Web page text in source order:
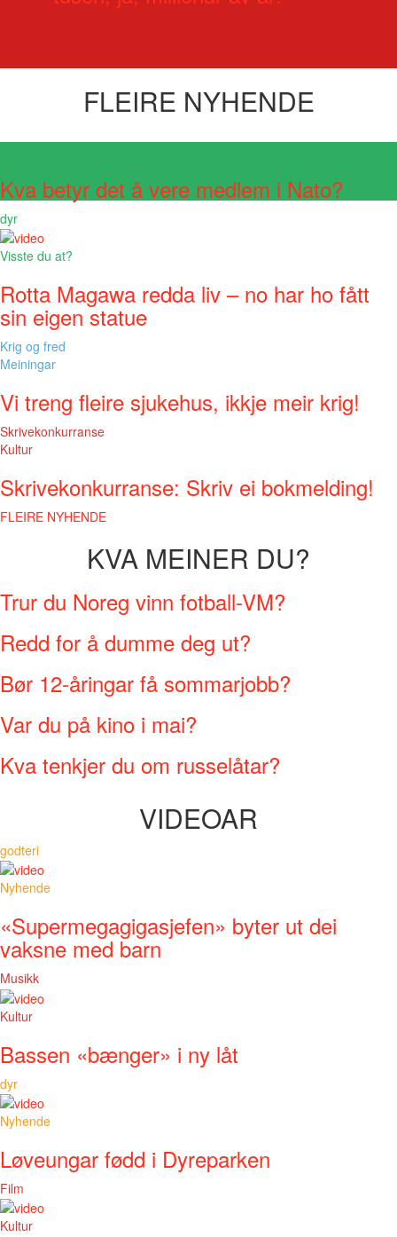
FLEIRE NYHENDE
Kva betyr det å vere medlem i Nato?
dyr
Visste du at?
Rotta Magawa redda liv – no har ho fått
sin eigen statue
Krig og fred
Meiningar
Vi treng fleire sjukehus, ikkje meir krig!
Skrivekonkurranse
Kultur
Skrivekonkurranse: Skriv ei bokmelding!
FLEIRE NYHENDE
KVA MEINER DU?
Trur du Noreg vinn fotball-VM?
Redd for å dumme deg ut?
Bør 12-åringar få sommarjobb?
Var du på kino i mai?
Kva tenkjer du om russelåtar?
VIDEOAR
godteri
Nyhende
«Supermegagigasjefen» byter ut dei
vaksne med barn
Musikk
Kultur
Bassen «bænger» i ny låt
dyr
Nyhende
Løveungar fødd i Dyreparken
Film
Kultur